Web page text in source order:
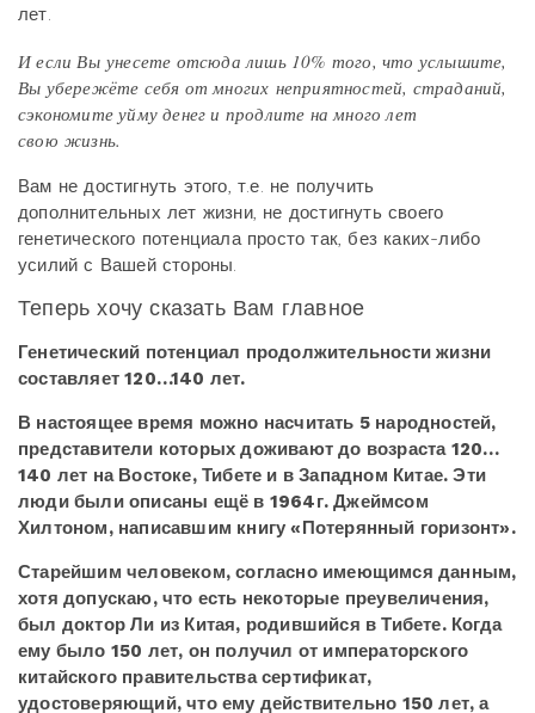
лет.
И если Вы унесете отсюда лишь 10% того, что услышите,
Вы убережёте себя от многих неприятностей, страданий,
сэкономите уйму денег и продлите на много лет
свою жизнь.
Вам не достигнуть этого, т.е. не получить
дополнительных лет жизни, не достигнуть своего
генетического потенциала просто так, без каких-либо
усилий с Вашей стороны.
Теперь хочу сказать Вам главное
Генетический потенциал продолжительности жизни
составляет 120…140 лет.
В настоящее время можно насчитать 5 народностей,
представители которых доживают до возраста 120…
140 лет на Востоке, Тибете и в Западном Китае. Эти
люди были описаны ещё в 1964г. Джеймсом
Хилтоном, написавшим книгу «Потерянный горизонт».
Старейшим человеком, согласно имеющимся данным,
хотя допускаю, что есть некоторые преувеличения,
был доктор Ли из Китая, родившийся в Тибете. Когда
ему было 150 лет, он получил от императорского
китайского правительства сертификат,
удостоверяющий, что ему действительно 150 лет, а